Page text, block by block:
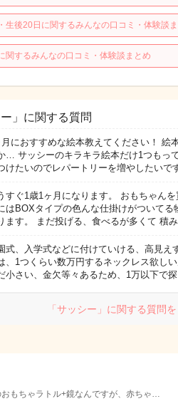
生後20日に関するみんなの口コミ・体験談
関するみんなの口コミ・体験談まとめ
ー」に関する質問
におすすめな絵本教えてください！ 絵
… サッシーのキラキラ絵本だけ1つもっ
けたいのでレパートリーを増やしたいで
すぐ1歳1ヶ月になります。 おもちゃん
はBOXタイプの色んな仕掛けがついて
ます。 まだ投げる、食べるが多くて 積
式、入学式などに付けていける、高見え
、1つくらい数万円するネックレス欲し
小さい、金欠等々あるため、1万以下で
「サッシー」に関する質問
もちゃラトル+鏡なんですが、赤ちゃ…